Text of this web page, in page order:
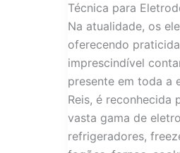
Técnica para
Na atualidade, os
oferecendo
imprescindível
presente em toda a
Reis, é reconhecida
vasta gama de
refrigeradores,